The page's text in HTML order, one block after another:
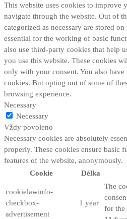
This website uses cookies to improve
navigate through the website. Out of
categorized as necessary are stored
essential for the working of basic
also use third-party cookies that help
you use this website. These cookies
only with your consent. You also
cookies. But opting out of some of
browsing experience.
Necessary
Necessary
Vždy povoleno
Necessary cookies are absolutely
properly. These cookies ensure basic
features of the website, anonymously.
Cookie
Délka
cookielawinfo-
checkbox-
advertisement
1 year
The
for the